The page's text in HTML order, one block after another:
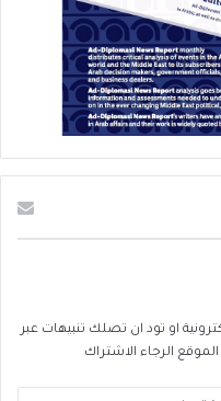
او تود ان تصلك تنبيهات عبر
الرجاء الاشتراك